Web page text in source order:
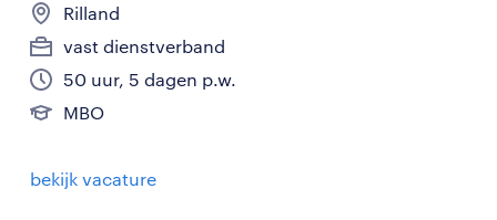
Rilland
vast dienstverband
50 uur, 5 dagen p.w.
MBO
bekijk vacature